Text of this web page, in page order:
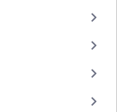
keyboard_arrow_right
keyboard_arrow_right
keyboard_arrow_right
keyboard_arrow_right